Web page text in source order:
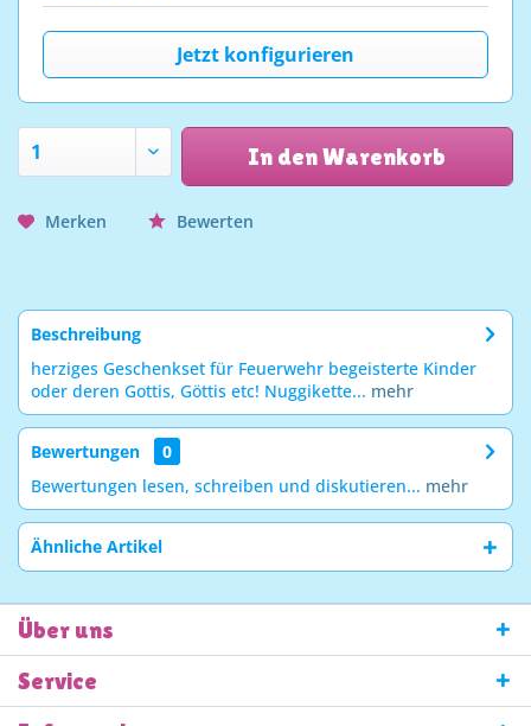
Jetzt konfigurieren
In den Warenkorb
Merken Bewerten
Beschreibung
herziges Geschenkset für Feuerwehr begeisterte Kinder
oder deren Gottis, Göttis etc! Nuggikette... mehr
Bewertungen
0
Bewertungen lesen, schreiben und diskutieren... mehr
Ähnliche Artikel
Über uns
Service